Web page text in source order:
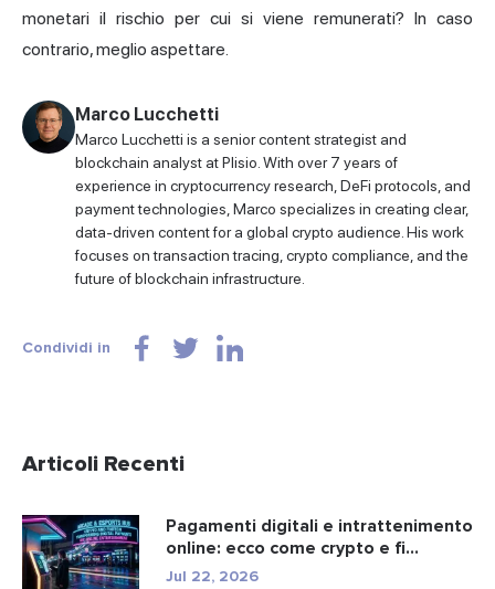
monetari il rischio per cui si viene remunerati? In caso
contrario, meglio aspettare.
Marco Lucchetti
Marco Lucchetti is a senior content strategist and
blockchain analyst at Plisio. With over 7 years of
experience in cryptocurrency research, DeFi protocols, and
payment technologies, Marco specializes in creating clear,
data-driven content for a global crypto audience. His work
focuses on transaction tracing, crypto compliance, and the
future of blockchain infrastructure.
Condividi in
Articoli Recenti
Pagamenti digitali e intrattenimento
online: ecco come crypto e fi...
Jul 22, 2026